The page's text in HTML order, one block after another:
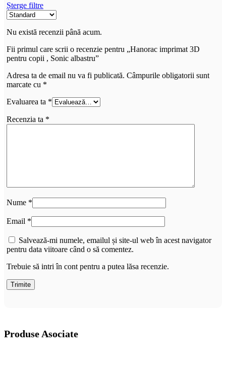
Șterge filtre
Nu există recenzii până acum.
Fii primul care scrii o recenzie pentru „Hanorac imprimat 3D
pentru copii , Sonic albastru”
Adresa ta de email nu va fi publicată. Câmpurile obligatorii sunt
marcate cu *
Evaluarea ta *
Recenzia ta *
Nume *
Email *
Salvează-mi numele, emailul și site-ul web în acest navigator
pentru data viitoare când o să comentez.
Trebuie să intri în cont pentru a putea lăsa recenzie.
Produse Asociate